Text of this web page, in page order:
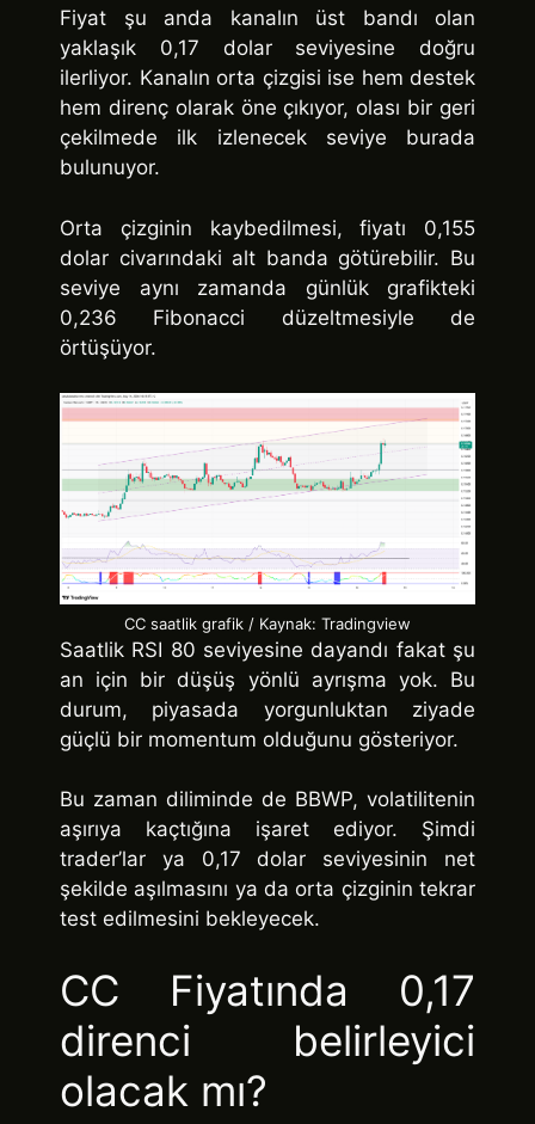
Fiyat şu anda kanalın üst bandı olan
yaklaşık 0,17 dolar seviyesine doğru
ilerliyor. Kanalın orta çizgisi ise hem destek
hem direnç olarak öne çıkıyor, olası bir geri
çekilmede ilk izlenecek seviye burada
bulunuyor.
Orta çizginin kaybedilmesi, fiyatı 0,155
dolar civarındaki alt banda götürebilir. Bu
seviye aynı zamanda günlük grafikteki
0,236 Fibonacci düzeltmesiyle de
örtüşüyor.
CC saatlik grafik / Kaynak: Tradingview
Saatlik RSI 80 seviyesine dayandı fakat şu
an için bir düşüş yönlü ayrışma yok. Bu
durum, piyasada yorgunluktan ziyade
güçlü bir momentum olduğunu gösteriyor.
Bu zaman diliminde de BBWP, volatilitenin
aşırıya kaçtığına işaret ediyor. Şimdi
trader’lar ya 0,17 dolar seviyesinin net
şekilde aşılmasını ya da orta çizginin tekrar
test edilmesini bekleyecek.
CC Fiyatında 0,17
direnci belirleyici
olacak mı?